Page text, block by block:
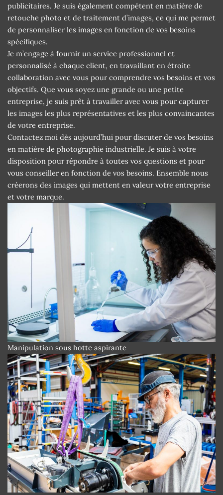
publicitaires. Je suis également compétent en matière de
retouche photo et de traitement d’images, ce qui me permet
de personnaliser les images en fonction de vos besoins
spécifiques.
Je m’engage à fournir un service professionnel et
personnalisé à chaque client, en travaillant en étroite
collaboration avec vous pour comprendre vos besoins et vos
objectifs. Que vous soyez une grande ou une petite
entreprise, je suis prêt à travailler avec vous pour capturer
les images les plus représentatives et les plus convaincantes
de votre entreprise.
Contactez moi dès aujourd’hui pour discuter de vos besoins
en matière de photographie industrielle. Je suis à votre
disposition pour répondre à toutes vos questions et pour
vous conseiller en fonction de vos besoins. Ensemble nous
créerons des images qui mettent en valeur votre entreprise
et votre marque.
Manipulation sous hotte aspirante